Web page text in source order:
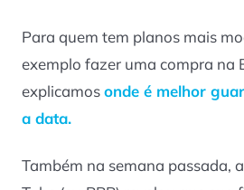
Para quem tem planos mais
exemplo fazer uma compra na
explicamosonde é melhor
a data.
Também na semana passada,